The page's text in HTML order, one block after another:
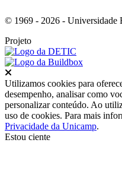
© 1969 - 2026 - Universidade
Projeto
Utilizamos cookies para
desempenho, analisar como
personalizar conteúdo. Ao
uso de cookies. Para mais
Privacidade da Unicamp.
Estou ciente